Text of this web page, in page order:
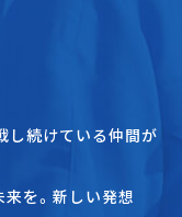
し続けている仲間が
を。新しい発想